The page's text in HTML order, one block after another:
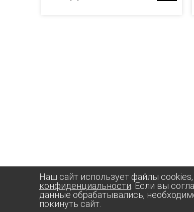
Наш сайт использует файлы
конфиденциальности . Если вы
данные обрабатывались,
покинуть сайт.